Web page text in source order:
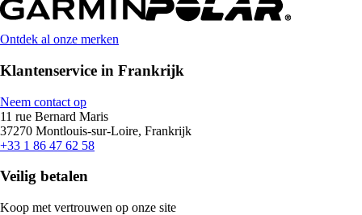
Ontdek al onze merken
Klantenservice in Frankrijk
Neem contact op
11 rue Bernard Maris
37270 Montlouis-sur-Loire, Frankrijk
+33 1 86 47 62 58
Veilig betalen
Koop met vertrouwen op onze site